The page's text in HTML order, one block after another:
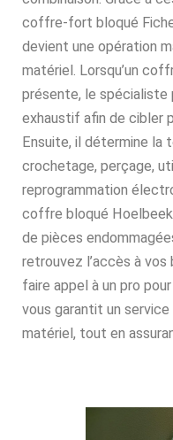
coffre-fort bloqué
devient une opération
matériel. Lorsqu’un
présente, le spécialiste
exhaustif afin de cibler
Ensuite, il détermine la
crochetage, perçage,
reprogrammation
coffre bloqué
de pièces
retrouvez l’accès à
faire appel à un pro
vous garantit un
matériel, tout en